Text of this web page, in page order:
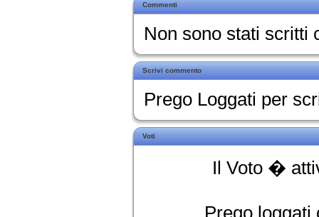
Commenti
Non sono stati scritti
Scrivi commento
Prego Loggati per
Voti
Il Voto �
Prego loggati